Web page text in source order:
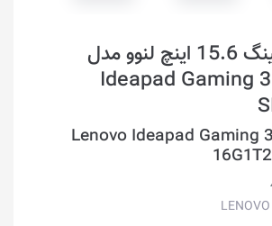
لپ تاپ گیمینگ 15.6 اینچ لنوو مدل
Ideapad Gaming
Lenovo Ideapad Gaming